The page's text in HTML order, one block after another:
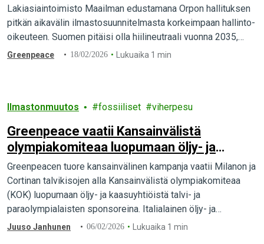
Lakiasiaintoimisto Maailman edustamana Orpon hallituksen
pitkän aikavälin ilmastosuunnitelmasta korkeimpaan hallinto-
oikeuteen. Suomen pitäisi olla hiilineutraali vuonna 2035,
mutta pääministeri Orpon hallituksen suunnitelmalla siihen ei
Greenpeace 18/02/2026 Lukuaika 1 min
Ilmastonmuutos fossiiliset viherpesu
Greenpeace vaatii Kansainvälistä
olympiakomiteaa luopumaan öljy- ja
kaasusponsoreista
Greenpeacen tuore kansainvälinen kampanja vaatii Milanon ja
Cortinan talvikisojen alla Kansainvälistä olympiakomiteaa
(KOK) luopumaan öljy- ja kaasuyhtiöistä talvi- ja
paraolympialaisten sponsoreina. Italialainen öljy- ja
kaasuyhtiö Eni on yksi talviolympialaisten pääsponsoreista.…
Juuso Janhunen 06/02/2026 Lukuaika 1 min